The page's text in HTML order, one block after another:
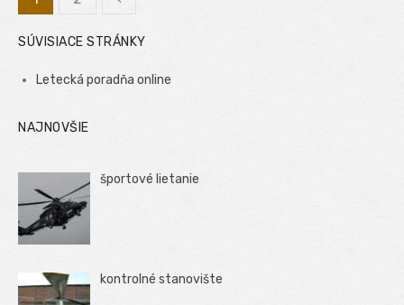
Stránkovanie
príspevkov
SÚVISIACE STRÁNKY
Letecká poradňa online
NAJNOVŠIE
športové lietanie
kontrolné stanovište